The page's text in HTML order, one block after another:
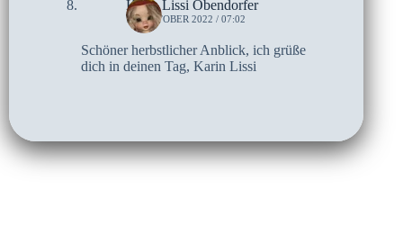
Karin Lissi Obendorfer
13. OKTOBER 2022 / 07:02
Schöner herbstlicher Anblick, ich grüße
dich in deinen Tag, Karin Lissi